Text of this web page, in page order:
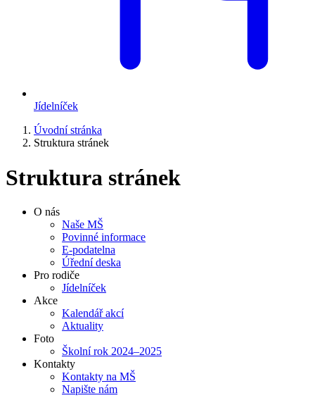
Jídelníček
Úvodní stránka
Struktura stránek
Struktura stránek
O nás
Naše MŠ
Povinné informace
E-podatelna
Úřední deska
Pro rodiče
Jídelníček
Akce
Kalendář akcí
Aktuality
Foto
Školní rok 2024–2025
Kontakty
Kontakty na MŠ
Napište nám